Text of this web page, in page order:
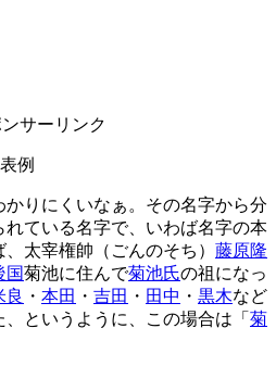
サーリンク
例
かりにくいなぁ。その名字から分
ている名字で、いわば名字の本
太宰権帥（ごんのそち） 藤原隆
国菊池に住んで菊池氏の祖になっ
良 ・ 本田 ・ 吉田 ・ 田中 ・ 黒木など
というように、この場合は「 菊